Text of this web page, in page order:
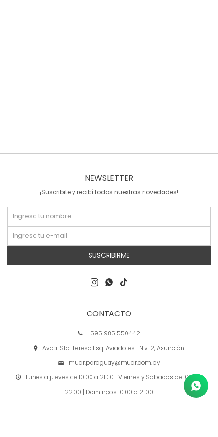
CONTACTO
+595 985 550442
Avda. Sta. Teresa Esq. Aviadores | Niv. 2, Asunción
muar.paraguay@muar.com.py
Lunes a jueves de 10:00 a 21:00 | Viernes y Sábados de 10:00 a
22:00 | Domingos 10:00 a 21:00
NEWSLETTER
¡Suscribite y recibí todas nuestras novedades!
SUSCRIBIRME
  